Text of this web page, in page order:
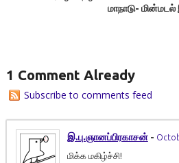
மாநாடு-
1 Comment Already
Subscribe to comments feed
இ.பு.ஞானப்பிரகாசன் -
மிக்க மகிழ்ச்சி!